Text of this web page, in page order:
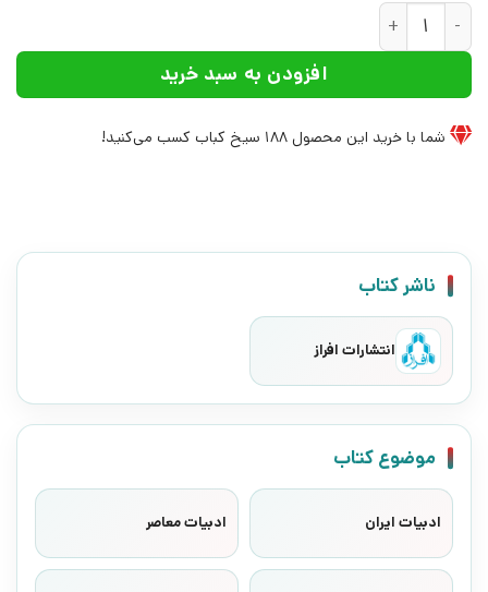
کتاب نظریه‌ی روان‌ تحلیل‌‌گری ژاک‌لاکان | انتشارات افراز عدد
افزودن به سبد خرید
شما با خرید این محصول 188 سیخ کباب کسب می‌کنید!
ناشر کتاب
انتشارات افراز
موضوع کتاب
ادبیات ایران ادبیات معاصر